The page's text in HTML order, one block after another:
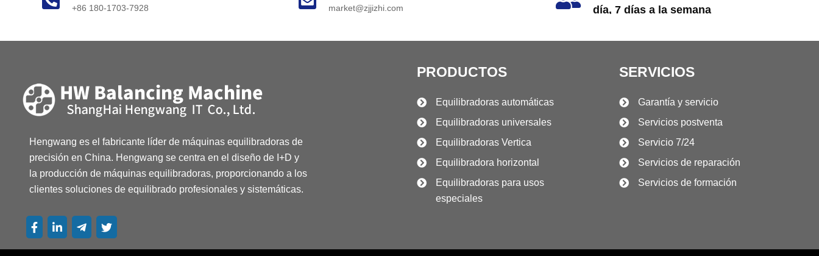
+86 180-1703-7928 market@zjjizhi.com
día, 7 días a la semana
Hengwang es el fabricante líder de máquinas equilibradoras de
precisión en China. Hengwang se centra en el diseño de I+D y
la producción de máquinas equilibradoras, proporcionando a los
clientes soluciones de equilibrado profesionales y sistemáticas.
PRODUCTOS
Equilibradoras automáticas
Equilibradoras universales
Equilibradoras Vertica
Equilibradora horizontal
Equilibradoras para usos
especiales
SERVICIOS
Garantía y servicio
Servicios postventa
Servicio 7/24
Servicios de reparación
Servicios de formación